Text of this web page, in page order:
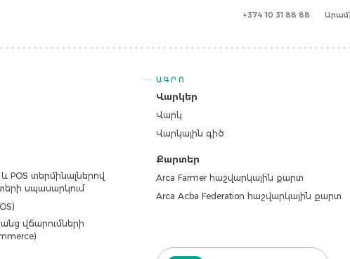
+374 10 31 88 88
POS տերմինալներով
սպասարկում
վճարումների
ԱԳՐՈ
Վարկեր
Վարկ
Վարկային գիծ
Քարտեր
Arca Farmer հաշվարկային քարտ
Arca Acba Federation հաշվարկային քարտ